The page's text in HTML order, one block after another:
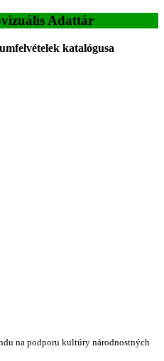
Adattár
katalógusa
na podporu kultúry národnostných